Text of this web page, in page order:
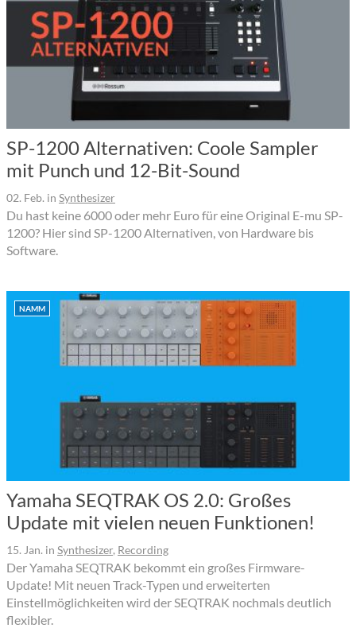
SP-1200 Alternativen: Coole Sampler
mit Punch und 12-Bit-Sound
02. Feb. in Synthesizer
Du hast keine 6000 oder mehr Euro für eine Original E-mu SP-
1200? Hier sind SP-1200 Alternativen, von Hardware bis
Software.
NAMM
Yamaha SEQTRAK OS 2.0: Großes
Update mit vielen neuen Funktionen!
15. Jan. in Synthesizer, Recording
Der Yamaha SEQTRAK bekommt ein großes Firmware-
Update! Mit neuen Track-Typen und erweiterten
Einstellmöglichkeiten wird der SEQTRAK nochmals deutlich
flexibler.